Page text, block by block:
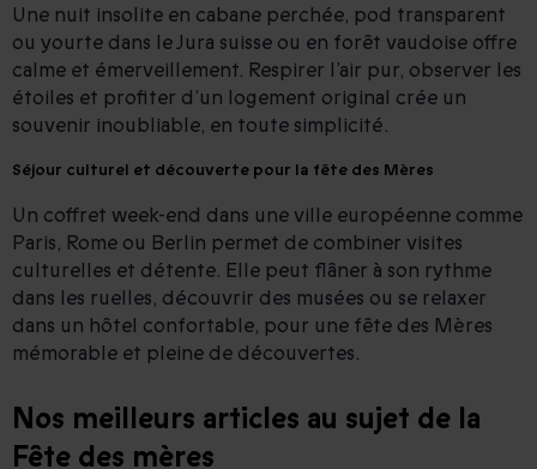
Une nuit insolite en cabane perchée, pod transparent
ou yourte dans le Jura suisse ou en forêt vaudoise offre
calme et émerveillement. Respirer l’air pur, observer les
étoiles et profiter d’un logement original crée un
souvenir inoubliable, en toute simplicité.
Séjour culturel et découverte pour la fête des Mères
Un coffret week-end dans une ville européenne comme
Paris, Rome ou Berlin permet de combiner visites
culturelles et détente. Elle peut flâner à son rythme
dans les ruelles, découvrir des musées ou se relaxer
dans un hôtel confortable, pour une fête des Mères
mémorable et pleine de découvertes.
Nos meilleurs articles au sujet de la
Fête des mères